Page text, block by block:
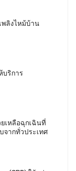
พลิงไหม้บ้าน
ริการ
เหลือฉุกเฉินที่
จากทั่วประเทศ